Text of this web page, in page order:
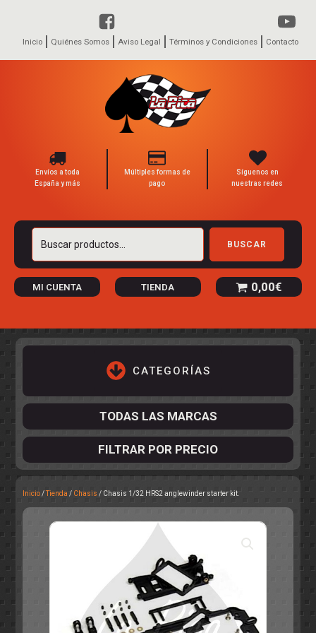
Inicio Quiénes Somos Aviso Legal Términos y Condiciones Contacto
Envíos a toda
España y más
Múltiples formas de
pago
Síguenos en
nuestras redes
Buscar
BUSCAR
MI CUENTA TIENDA 0,00€
CATEGORÍAS
OTROS
RALLY
TODAS LAS MARCAS
FILTRAR POR PRECIO
Inicio/Tienda / Chasis / Chasis 1/32 HRS2 anglewinder starter kit.